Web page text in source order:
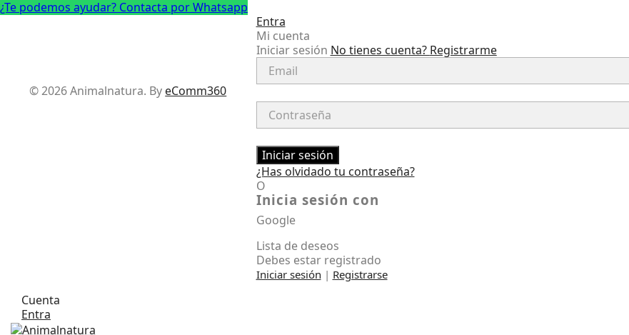
¿Te podemos ayudar? Contacta por Whatsapp
© 2026 Animalnatura. By eComm360
Entra
Mi cuenta
Iniciar sesión No tienes cuenta? Registrarme
Iniciar sesión
¿Has olvidado tu contraseña?
O
Inicia sesión con
Google
Lista de deseos
Debes estar registrado
Iniciar sesión | Registrarse
Cuenta
Entra